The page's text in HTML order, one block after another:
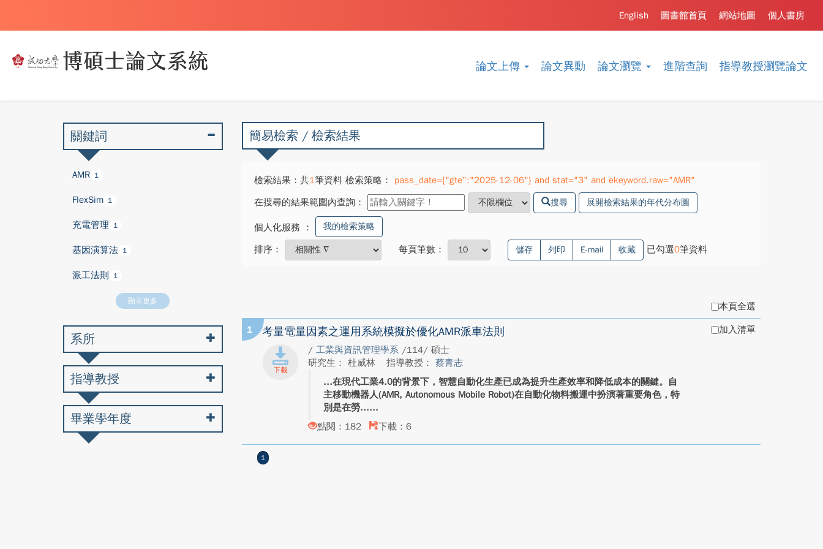
論文上傳 論文異動 論文瀏覽 進階查詢 指導教授瀏覽論文
個人書房
網站地圖
圖書館首頁
English
簡易檢索 / 檢索結果
檢索結果：共1筆資料 檢索策略：
pass_date={"gte":"2025-12-06"} and stat="3" and ekeyword.raw="AMR"
在搜尋的結果範圍內查詢：
搜尋 展開檢索結果的年代分布圖
個人化服務 ： 我的檢索策略
排序： 每頁筆數： 儲存 列印 E-mail 收藏 已勾選0筆資料
本頁全選
1 考量電量因素之運用系統模擬於優化AMR派車法則
/ 工業與資訊管理學系 /114/ 碩士
研究生： 杜威林
指導教授： 蔡青志
在現代工業4.0的背景下，智慧自動化生產已成為提升生產效率和降低成本的關鍵。自
主移動機器人(AMR, Autonomous Mobile Robot)在自動化物料搬運中扮演著重要角色，特
別是在勞...
點閱：182
下載：6
加入清單
1
關鍵詞
AMR 1
FlexSim 1
充電管理 1
基因演算法 1
派工法則 1
顯示更多
系所
指導教授
畢業學年度